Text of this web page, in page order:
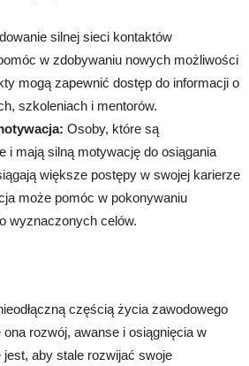
silnej sieci kontaktów
w zdobywaniu nowych możliwości
mogą zapewnić dostęp do informacji o
szkoleniach i mentorów.
Osoby, które są
i mają silną motywację do osiągania
większe postępy w swojej karierze
może pomóc w pokonywaniu
wyznaczonych celów.
częścią życia zawodowego
rozwój, awanse i osiągnięcia w
jest, aby stale rozwijać swoje